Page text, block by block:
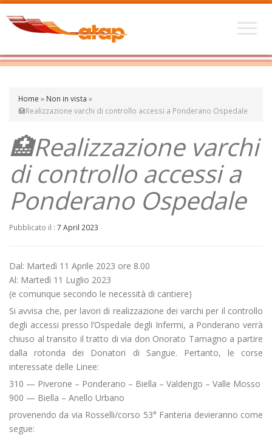
Home » Non in vista »
🏥Realizzazione varchi di controllo accessi a Ponderano Ospedale
🏥Realizzazione varchi
di controllo accessi a
Ponderano Ospedale
Pubblicato il : 7 April 2023
Dal: Martedì 11 Aprile 2023 ore 8.00
Al: Martedì 11 Luglio 2023
(e comunque secondo le necessità di cantiere)
Si avvisa che, per lavori di realizzazione dei varchi per il controllo
degli accessi presso l’Ospedale degli Infermi, a Ponderano verrà
chiuso al transito il tratto di via don Onorato Tamagno a partire
dalla rotonda dei Donatori di Sangue. Pertanto, le corse
interessate delle Linee:
310 — Piverone – Ponderano – Biella – Valdengo – Valle Mosso
900 — Biella – Anello Urbano
provenendo da via Rosselli/corso 53° Fanteria devieranno come
segue: